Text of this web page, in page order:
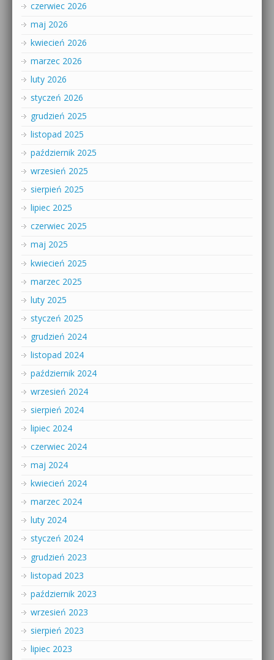
czerwiec 2026
maj 2026
kwiecień 2026
marzec 2026
luty 2026
styczeń 2026
grudzień 2025
listopad 2025
październik 2025
wrzesień 2025
sierpień 2025
lipiec 2025
czerwiec 2025
maj 2025
kwiecień 2025
marzec 2025
luty 2025
styczeń 2025
grudzień 2024
listopad 2024
październik 2024
wrzesień 2024
sierpień 2024
lipiec 2024
czerwiec 2024
maj 2024
kwiecień 2024
marzec 2024
luty 2024
styczeń 2024
grudzień 2023
listopad 2023
październik 2023
wrzesień 2023
sierpień 2023
lipiec 2023